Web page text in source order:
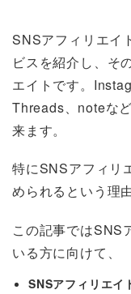
SNSアフィリエイ
ビスを紹介し、そ
エイトです。
Threads、noteな
来ます。
特にSNSアフィリ
められるという理
この記事ではSNS
いる方に向けて、
SNSアフィリエ